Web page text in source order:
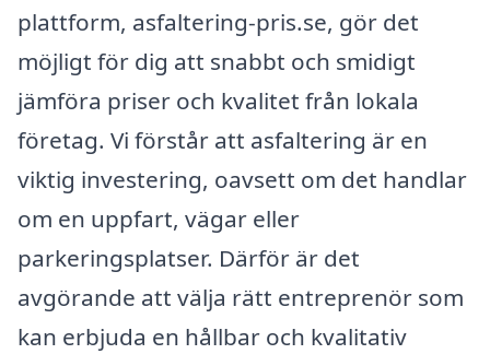
plattform, asfaltering-pris.se, gör det
möjligt för dig att snabbt och smidigt
jämföra priser och kvalitet från lokala
företag. Vi förstår att asfaltering är en
viktig investering, oavsett om det handlar
om en uppfart, vägar eller
parkeringsplatser. Därför är det
avgörande att välja rätt entreprenör som
kan erbjuda en hållbar och kvalitativ